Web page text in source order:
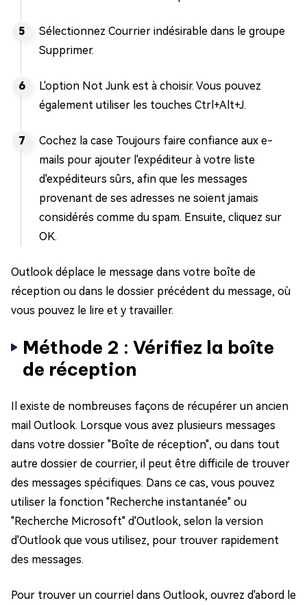
Sélectionnez Courrier indésirable dans le groupe
Supprimer.
L'option Not Junk est à choisir. Vous pouvez
également utiliser les touches Ctrl+Alt+J.
Cochez la case Toujours faire confiance aux e-
mails pour ajouter l'expéditeur à votre liste
d'expéditeurs sûrs, afin que les messages
provenant de ses adresses ne soient jamais
considérés comme du spam. Ensuite, cliquez sur
OK.
Outlook déplace le message dans votre boîte de
réception ou dans le dossier précédent du message, où
vous pouvez le lire et y travailler.
Méthode 2 : Vérifiez la boîte
de réception
Il existe de nombreuses façons de récupérer un ancien
mail Outlook. Lorsque vous avez plusieurs messages
dans votre dossier "Boîte de réception", ou dans tout
autre dossier de courrier, il peut être difficile de trouver
des messages spécifiques. Dans ce cas, vous pouvez
utiliser la fonction "Recherche instantanée" ou
"Recherche Microsoft" d'Outlook, selon la version
d'Outlook que vous utilisez, pour trouver rapidement
des messages.
Pour trouver un courriel dans Outlook, ouvrez d'abord le